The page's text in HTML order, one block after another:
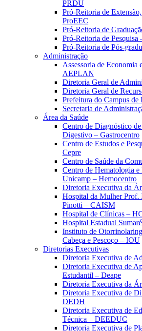
PRDU
Pró-Reitoria de
ProEEC
Pró-Reitoria de
Pró-Reitoria de Pesquisa
Pró-Reitoria de Pós-
Administração
Assessoria de Economia
AEPLAN
Diretoria Geral de
Diretoria Geral de
Prefeitura do Campus de
Secretaria de
Área da Saúde
Centro de Diagnóstico
Digestivo – Gastrocentro
Centro de Estudos e
Cepre
Centro de Saúde da
Centro de Hematologia e
Unicamp – Hemocentro
Diretoria Executiva da
Hospital da Mulher Prof.
Pinotti – CAISM
Hospital de Clínicas –
Hospital Estadual
Instituto de
Cabeça e Pescoço – IOU
Diretorias Executivas
Diretoria Executiva de
Diretoria Executiva de
Estudantil – Deape
Diretoria Executiva da
Diretoria Executiva de
DEDH
Diretoria Executiva de
Técnica – DEEDUC
Diretoria Executiva de